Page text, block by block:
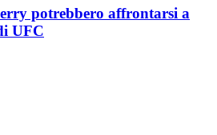
potrebbero affrontarsi a
UFC